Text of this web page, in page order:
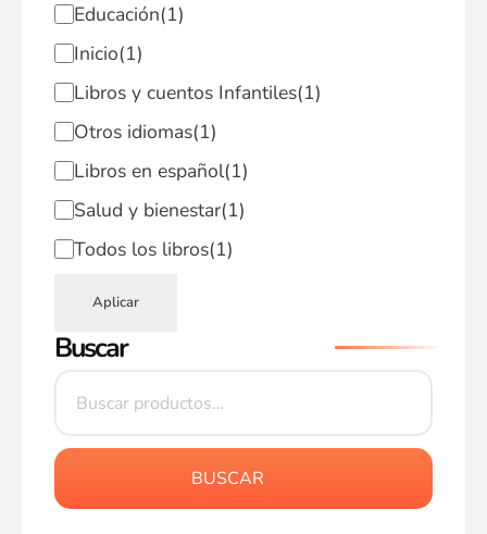
Educación(1)
Inicio(1)
Libros y cuentos Infantiles(1)
Otros idiomas(1)
Libros en español(1)
Salud y bienestar(1)
Todos los libros(1)
Aplicar
Buscar
BUSCAR